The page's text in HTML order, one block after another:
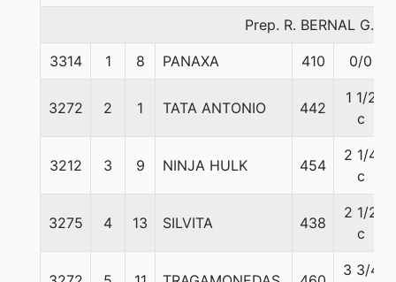
Prep. R. BERNAL G.
3314 1 8 PANAXA 410 0/0
3272 2 1 TATA ANTONIO 442
1 1/2
c
3212 3 9 NINJA HULK 454
2 1/4
c
3275 4 13 SILVITA 438
2 1/2
c
3 3/4